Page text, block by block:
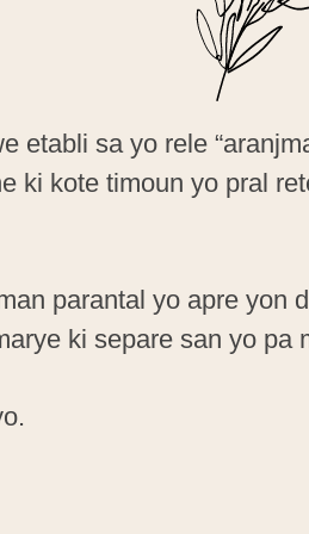
sa yo rele
ki kote timoun yo pral
parantal yo apre yon
ki separe san yo pa